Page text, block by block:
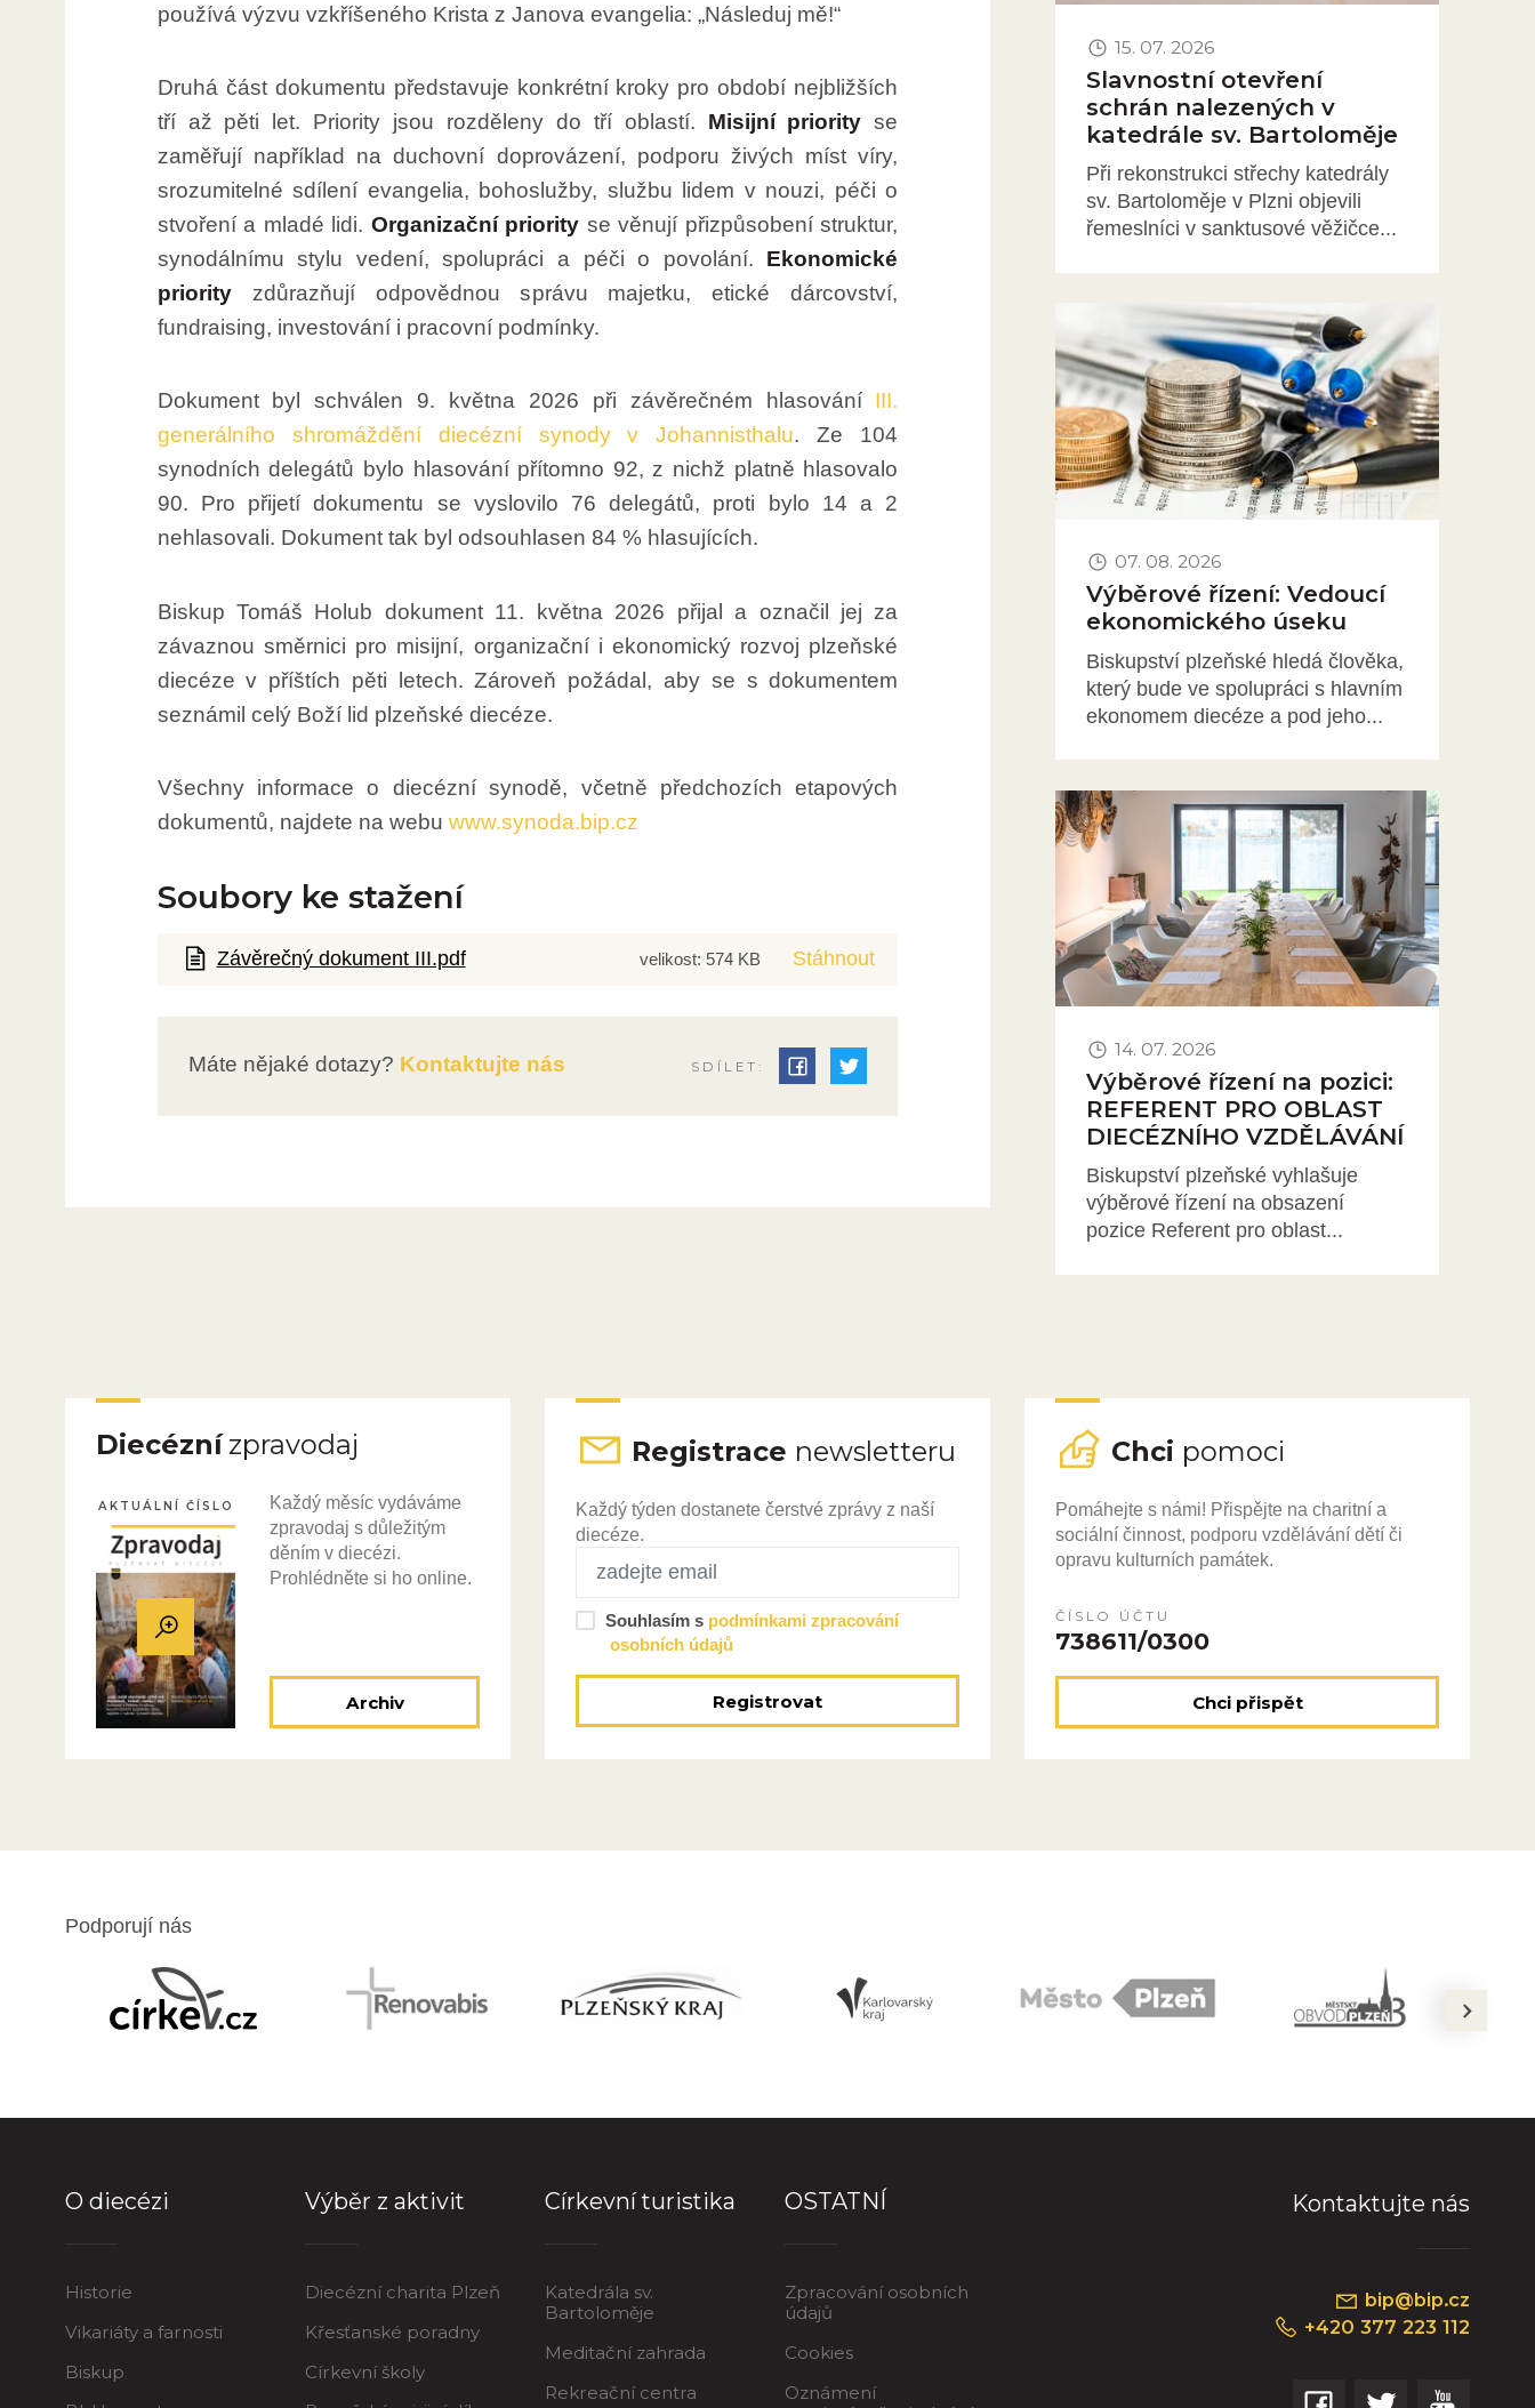
používá výzvu vzkříšeného Krista z Janova evangelia: „Následuj mě!“
Druhá část dokumentu představuje konkrétní kroky pro období nejbližších
tří až pěti let. Priority jsou rozděleny do tří oblastí. Misijní priority se
zaměřují například na duchovní doprovázení, podporu živých míst víry,
srozumitelné sdílení evangelia, bohoslužby, službu lidem v nouzi, péči o
stvoření a mladé lidi. Organizační priority se věnují přizpůsobení struktur,
synodálnímu stylu vedení, spolupráci a péči o povolání. Ekonomické
priorityzdůrazňují odpovědnou správu majetku, etické dárcovství,
fundraising, investování i pracovní podmínky.
Dokument byl schválen 9. května 2026 při závěrečném hlasování III.
generálního shromáždění diecézní synody v Johannisthalu. Ze 104
synodních delegátů bylo hlasování přítomno 92, z nichž platně hlasovalo
90. Pro přijetí dokumentu se vyslovilo 76 delegátů, proti bylo 14 a 2
nehlasovali. Dokument tak byl odsouhlasen 84 % hlasujících.
Biskup Tomáš Holub dokument 11. května 2026 přijal a označil jej za
závaznou směrnici pro misijní, organizační i ekonomický rozvoj plzeňské
diecéze v příštích pěti letech. Zároveň požádal, aby se s dokumentem
seznámil celý Boží lid plzeňské diecéze.
Všechny informace o diecézní synodě, včetně předchozích etapových
dokumentů, najdete na webu www.synoda.bip.cz
Soubory ke stažení
Závěrečný dokument III.pdf velikost: 574 KB Stáhnout
Máte nějaké dotazy? Kontaktujte nás SDÍLET:
15. 07. 2026
Slavnostní otevření
schrán nalezených v
katedrále sv. Bartoloměje
Při rekonstrukci střechy katedrály
sv. Bartoloměje v Plzni objevili
řemeslníci v sanktusové věžičce...
Obrázek novinky
07. 08. 2026
Výběrové řízení: Vedoucí
ekonomického úseku
Biskupství plzeňské hledá člověka,
který bude ve spolupráci s hlavním
ekonomem diecéze a pod jeho...
Obrázek novinky
14. 07. 2026
Výběrové řízení na pozici:
REFERENT PRO OBLAST
DIECÉZNÍHO VZDĚLÁVÁNÍ
Biskupství plzeňské vyhlašuje
výběrové řízení na obsazení
pozice Referent pro oblast...
Diecéznízpravodaj
AKTUÁLNÍ ČÍSLO
Každý měsíc vydáváme
zpravodaj s důležitým
děním v diecézi.
Prohlédněte si ho online.
Archiv
Registrace newsletteru
Každý týden dostanete čerstvé zprávy z naší
diecéze.
Souhlasím s podmínkami zpracování
osobních údajů
Registrovat
Chci pomoci
Pomáhejte s námi! Přispějte na charitní a
sociální činnost, podporu vzdělávání dětí či
opravu kulturních památek.
ČÍSLO ÚČTU
738611/0300
Chci přispět
Podporují nás
next
O diecézi
Historie
Vikariáty a farnosti
Biskup
Výběr z aktivit
Diecézní charita Plzeň
Křesťanské poradny
Církevní školy
Církevní turistika
Katedrála sv.
Bartoloměje
Meditační zahrada
Rekreační centra
OSTATNÍ
Zpracování osobních
údajů
Cookies
Oznámení
Kontaktujte nás
bip@bip.cz
+420 377 223 112